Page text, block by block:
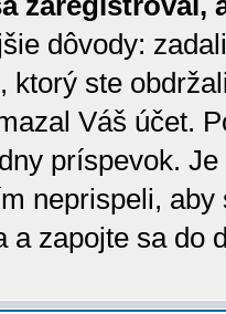
dôvody:
ktorý ste
Váš účet.
príspevok.
neprispeli,
a zapojte sa do